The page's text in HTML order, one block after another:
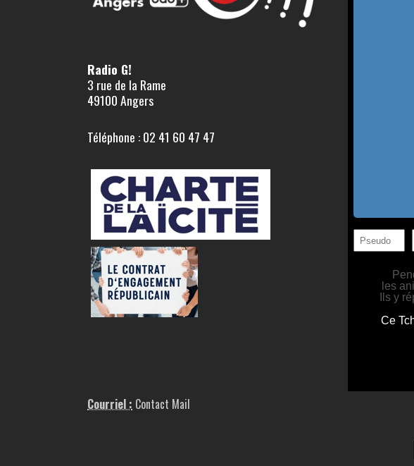
Radio G!
3 rue de la Rame
49100 Angers
Téléphone : 02 41 60 47 47
Courriel : Contact Mail